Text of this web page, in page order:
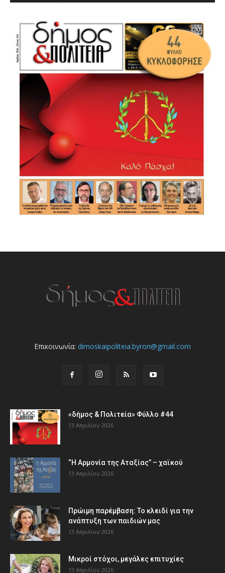
Επικοινωνία: dimoskaipoliteia.byron@gmail.com
«δήμος & Πολιτεία» Φύλλο #44
13 Απριλίου 2026
“Η Αρμονία της Αταξίας” – χαϊκού
13 Απριλίου 2026
Πρώιμη παρέμβαση: Το κλειδί για την
ανάπτυξη των παιδιών µας
13 Απριλίου 2026
Μικροί στόχοι, μεγάλες επιτυχίες
13 Απριλίου 2026